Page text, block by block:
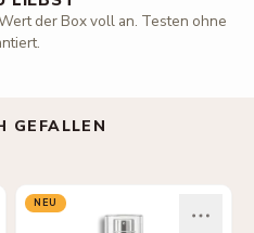
der Box voll an. Testen ohne
GEFALLEN
NEU